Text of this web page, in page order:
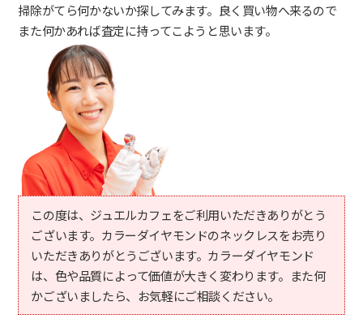
掃除がてら何かないか探してみます。良く買い物へ来るので
また何かあれば査定に持ってこようと思います。
この度は、ジュエルカフェをご利用いただきありがとう
ございます。カラーダイヤモンドのネックレスをお売り
いただきありがとうございます。カラーダイヤモンド
は、色や品質によって価値が大きく変わります。また何
かございましたら、お気軽にご相談ください。